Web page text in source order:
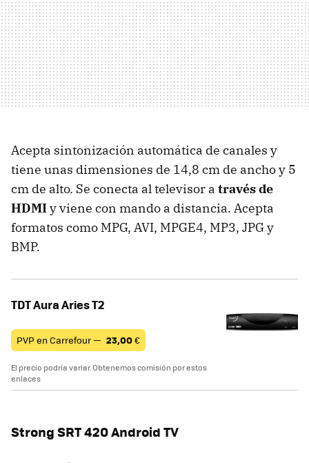
Acepta sintonización automática de canales y
tiene unas dimensiones de 14,8 cm de ancho y 5
cm de alto. Se conecta al televisor a través de
HDMIy viene con mando a distancia. Acepta
formatos como MPG, AVI, MPGE4, MP3, JPG y
BMP.
TDT Aura Aries T2
PVP en Carrefour — 23,00€
El precio podría variar. Obtenemos comisión por estos
enlaces
Strong SRT 420 Android TV